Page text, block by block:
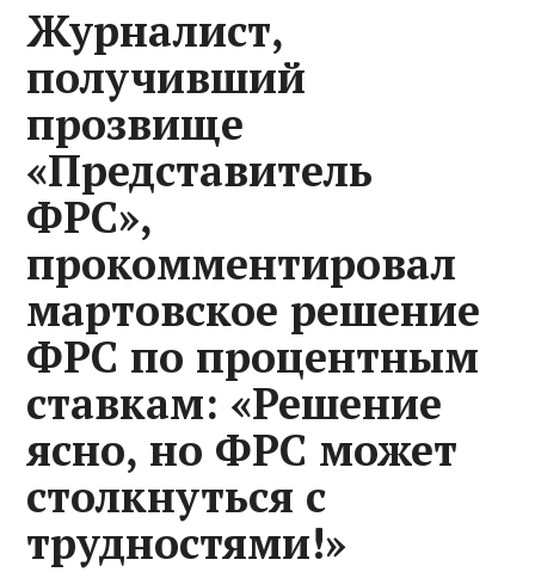
Журналист,
получивший
прозвище
«Представитель
ФРС»,
прокомментировал
мартовское решение
ФРС по процентным
ставкам: «Решение
ясно, но ФРС может
столкнуться с
трудностями!»